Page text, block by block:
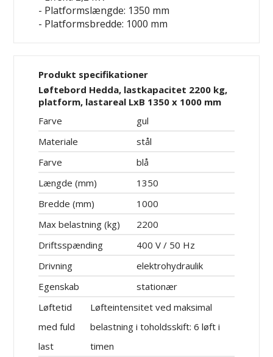
- Platformslængde: 1350 mm
- Platformsbredde: 1000 mm
Produkt specifikationer
Løftebord Hedda, lastkapacitet 2200 kg,
platform, lastareal LxB 1350 x 1000 mm
Farve
gul
Materiale
stål
Farve
blå
Længde (mm)
1350
Bredde (mm)
1000
Max belastning (kg)
2200
Driftsspænding
400 V / 50 Hz
Drivning
elektrohydraulik
Egenskab
stationær
Løftetid
med fuld
last
Løfteintensitet ved maksimal
belastning i toholdsskift: 6 løft i
timen